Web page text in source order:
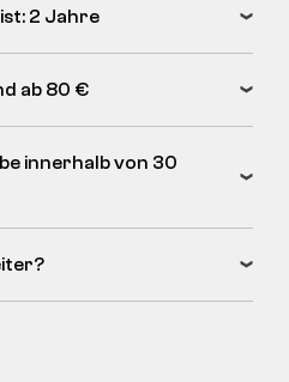
2 Jahre
ab 80 €
innerhalb von 30